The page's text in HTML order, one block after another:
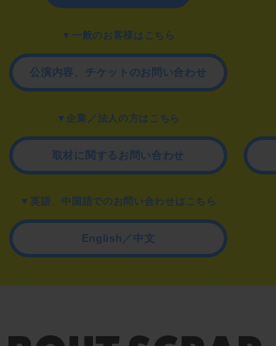
▼一般のお客様はこちら
公演内容、チケットのお問い合わせ
▼企業／法人の方はこちら
取材に関するお問い合わせ
▼英語、中国語でのお問い合わせはこちら
English／中文